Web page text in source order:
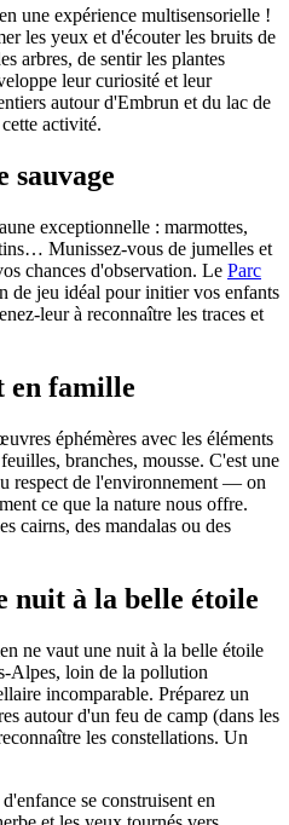
une expérience multisensorielle !
les yeux et d'écouter les bruits de
arbres, de sentir les plantes
leur curiosité et leur
autour d'Embrun et du lac de
activité.
sauvage
exceptionnelle : marmottes,
Munissez-vous de jumelles et
chances d'observation. Le Parc
de jeu idéal pour initier vos enfants
leur à reconnaître les traces et
en famille
éphémères avec les éléments
branches, mousse. C'est une
respect de l'environnement — on
ce que la nature nous offre.
cairns, des mandalas ou des
nuit à la belle étoile
ne vaut une nuit à la belle étoile
Alpes, loin de la pollution
incomparable. Préparez un
autour d'un feu de camp (dans les
les constellations. Un
se construisent en